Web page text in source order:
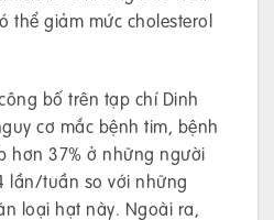
thể giảm mức cholesterol
bố trên tạp chí Dinh
cơ mắc bệnh tim, bệnh
hơn 37% ở những người
lần/tuần so với những
loại hạt này. Ngoài ra,